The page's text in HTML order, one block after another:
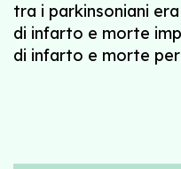
tra i parkinsoniani
di infarto e morte
di infarto e morte